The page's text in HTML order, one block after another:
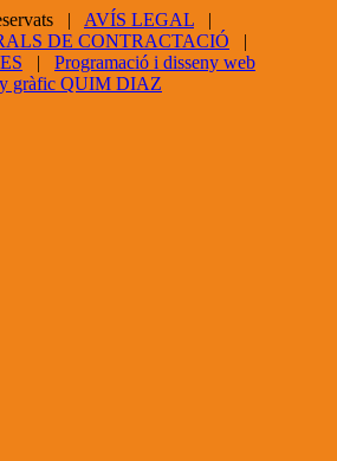
| AVÍS LEGAL |
DE CONTRACTACIÓ |
| Programació i disseny web
gràfic QUIM DIAZ